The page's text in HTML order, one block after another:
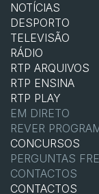
NOTÍCIAS
DESPORTO
TELEVISÃO
RÁDIO
RTP ARQUIVOS
RTP ENSINA
RTP PLAY
EM DIRETO
REVER
CONCURSOS
PERGUNTAS
CONTACTOS
CONTACTOS